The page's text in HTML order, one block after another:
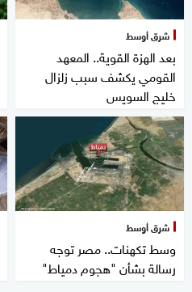
شرق أوسط
بعد الهزة القوية.. المعهد
القومي يكشف سبب زلزال
خليج السويس
شرق أوسط
وسط تكهنات.. مصر توجه
رسالة بشأن "هجوم دمياط"